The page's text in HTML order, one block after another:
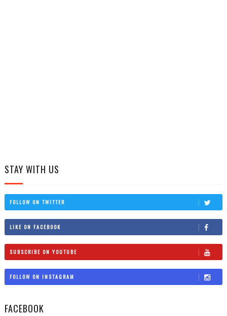
STAY WITH US
FOLLOW ON TWITTER
LIKE ON FACEBOOK
SUBSCRIBE ON YOUTUBE
FOLLOW ON INSTAGRAM
FACEBOOK